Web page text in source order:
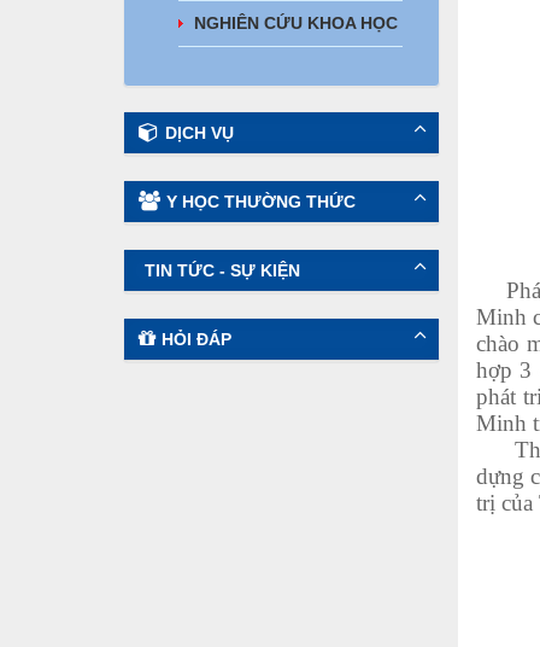
NGHIÊN CỨU KHOA HỌC
DỊCH VỤ
Y HỌC THƯỜNG THỨC
TIN TỨC - SỰ KIỆN
HỎI ĐÁP
Phát
Minh
chào
hợp 3
phát
Minh
dựng
trị của